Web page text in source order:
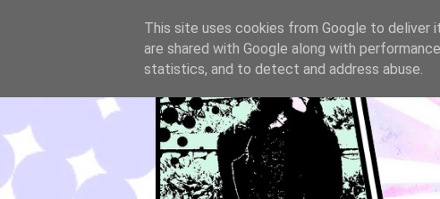
This site uses cookies from Google to deliver
are shared with Google along with
statistics, and to detect and address abuse.